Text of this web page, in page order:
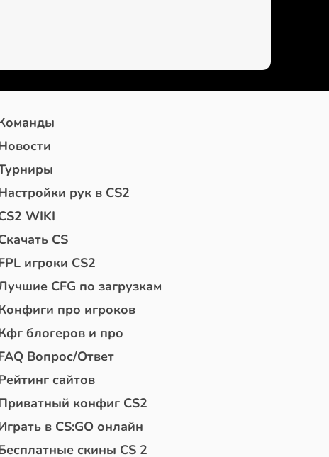
рук в CS2
WIKI
CS
игроки CS2
CFG по загрузкам
про игроков
блогеров и про
Вопрос/Ответ
сайтов
конфиг CS2
в CS:GO онлайн
скины CS 2